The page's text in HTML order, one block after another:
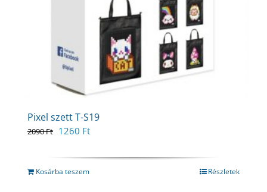
Pixel szett T-S19
2090Ft Original
was:
2090 Ft.
1260 FtCurrent
is:
Kosárba teszem Részletek